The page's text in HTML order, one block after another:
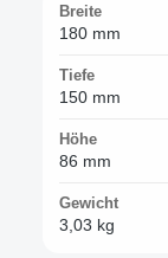
Breite
180 mm
Tiefe
150 mm
Höhe
86 mm
Gewicht
3,03 kg